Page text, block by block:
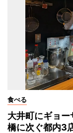
食べる
大井町にギョ
橋に次ぐ都内3